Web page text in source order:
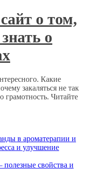
о том,
о
Какие
закаляться не так
Читайте
в ароматерапии и
и улучшение
свойства и